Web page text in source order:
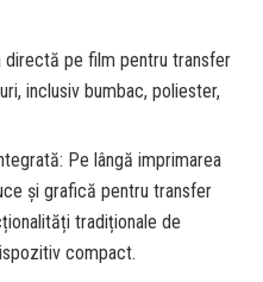
pe film pentru transfer
inclusiv bumbac, poliester,
Pe lângă imprimarea
și grafică pentru transfer
tradiționale de
compact.